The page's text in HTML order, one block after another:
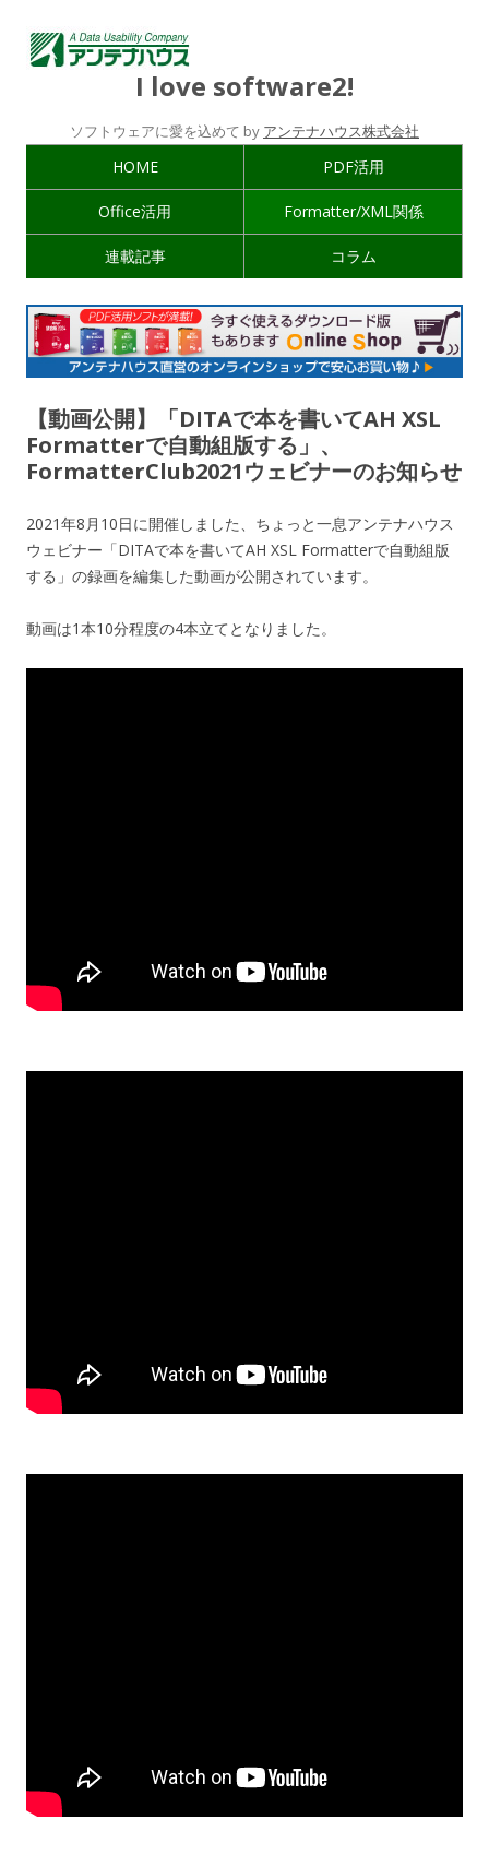
I love software2!
ソフトウェアに愛を込めて by アンテナハウス株式会社
HOME PDF活用
Office活用 Formatter/XML関係
連載記事 コラム
【動画公開】「DITAで本を書いてAH XSL
Formatterで自動組版する」、
FormatterClub2021ウェビナーのお知らせ
2021年8月10日に開催しました、ちょっと一息アンテナハウス
ウェビナー「DITAで本を書いてAH XSL Formatterで自動組版
する」の録画を編集した動画が公開されています。
動画は1本10分程度の4本立てとなりました。